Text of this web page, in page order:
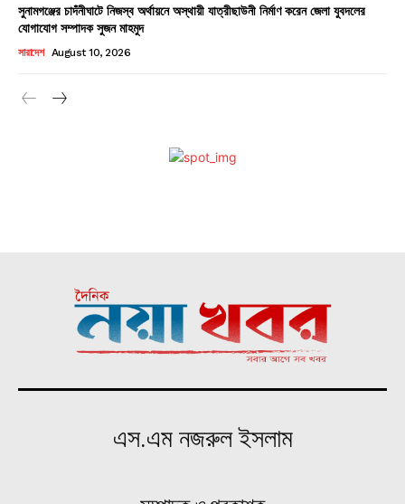
সুনামগঞ্জের চাদঁনীঘাটে নিজস্ব অর্থায়নে অস্থায়ী যাত্রীছাউনী নির্মাণ করেন জেলা যুবদলের
যোগাযোগ সম্পাদক সুজন মাহমুদ
সারাদেশ August 10, 2026
এস.এম নজরুল ইসলাম